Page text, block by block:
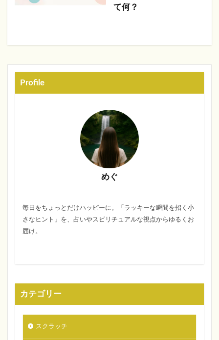
て何？
Profile
めぐ
毎日をちょっとだけハッピーに。「ラッキーな瞬間を招く小
さなヒント」を、占いやスピリチュアルな視点からゆるくお
届け。
カテゴリー
スクラッチ